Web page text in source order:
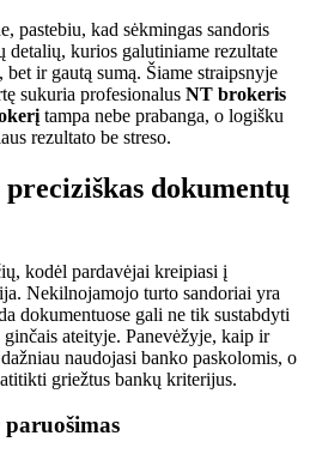
pastebiu, kad sėkmingas sandoris
detalių, kurios galutiniame rezultate
ir gautą sumą. Šiame straipsnyje
sukuria profesionalus NT brokeris
tampa nebe prabanga, o logišku
rezultato be streso.
dokumentų
kodėl pardavėjai kreipiasi į
Nekilnojamojo turto sandoriai yra
dokumentuose gali ne tik sustabdyti
ateityje. Panevėžyje, kaip ir
naudojasi banko paskolomis, o
griežtus bankų kriterijus.